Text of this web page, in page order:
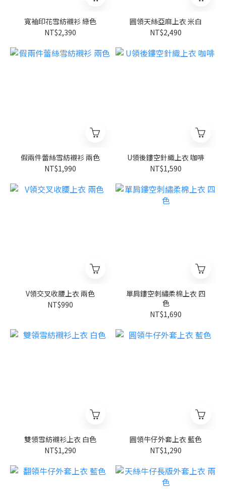
寬袖印花雪紡襯衫 綠色
NT$2,390
圓領天絲亞麻上衣 米白
NT$2,490
假兩件蕾絲雪紡襯衫 兩色
NT$1,990
U領後鏤空針織上衣 咖啡
NT$1,590
V領交叉收腰上衣 兩色
NT$990
單肩鏤空刺繡柔棉上衣 四
色
NT$1,690
雙領雪紡襯衫上衣 白色
NT$1,290
圓領牛仔外套上衣 藍色
NT$1,290